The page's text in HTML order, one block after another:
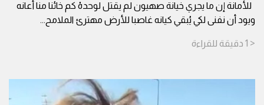
للأمانة إن ما يجري خيانة صهيون لم يقتل لوحدهْ كم خائنا منا أعانه
ويود أن نفنى لكي يُبقي كيانه غاصبا للأرض مهترئ الملامح...
< 1 دقيقة للقراءة